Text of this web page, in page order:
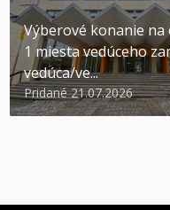
Výberové konanie na
1 miesta vedúceho
vedúca/ve...
Pridané 21.07.2026